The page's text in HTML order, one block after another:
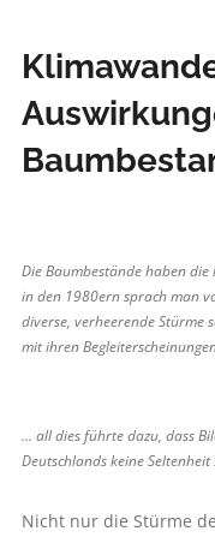
Die Baumbestände haben die
in den 1980ern sprach man
diverse, verheerende Stürme
mit ihren
... all dies führte dazu, dass
Deutschlands keine
Nicht nur die Stürme